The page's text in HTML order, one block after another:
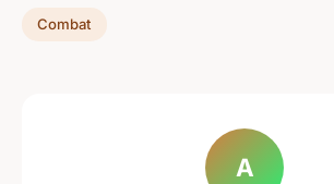
Combat
A